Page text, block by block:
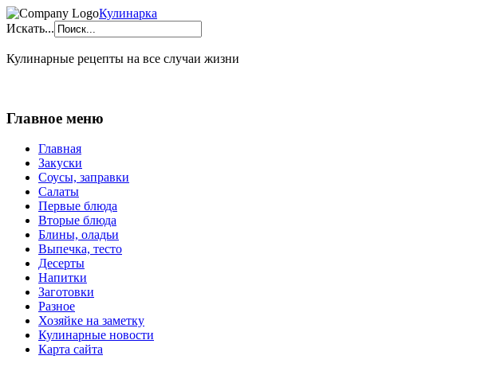
Кулинарка
Искать...
Кулинарные рецепты на все случаи жизни
Главное меню
Главная
Закуски
Соусы, заправки
Салаты
Первые блюда
Вторые блюда
Блины, оладьи
Выпечка, тесто
Десерты
Напитки
Заготовки
Разное
Хозяйке на заметку
Кулинарные новости
Карта сайта